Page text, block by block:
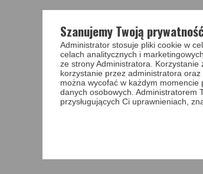
Szanujemy Twoją prywatność
Administrator stosuje pliki cookie w
celach analitycznych i
ze strony Administratora. Korzystanie
korzystanie przez administratora
można wycofać w każdym
danych osobowych. Administratorem
przysługujących Ci uprawnieniach,